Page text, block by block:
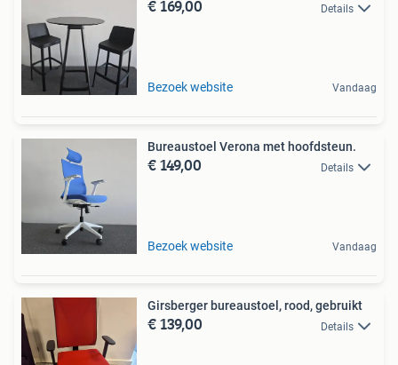
€ 169,00 Details
Bezoek website Vandaag
Bureaustoel Verona met hoofdsteun.
€ 149,00 Details
Bezoek website Vandaag
Girsberger bureaustoel, rood, gebruikt
€ 139,00 Details